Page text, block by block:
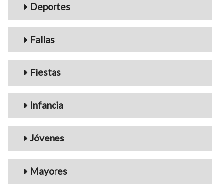
Deportes
Fallas
Fiestas
Infancia
Jóvenes
Mayores